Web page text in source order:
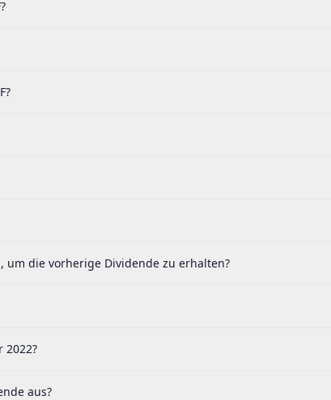
um die vorherige Dividende zu erhalten?
2022?
aus?